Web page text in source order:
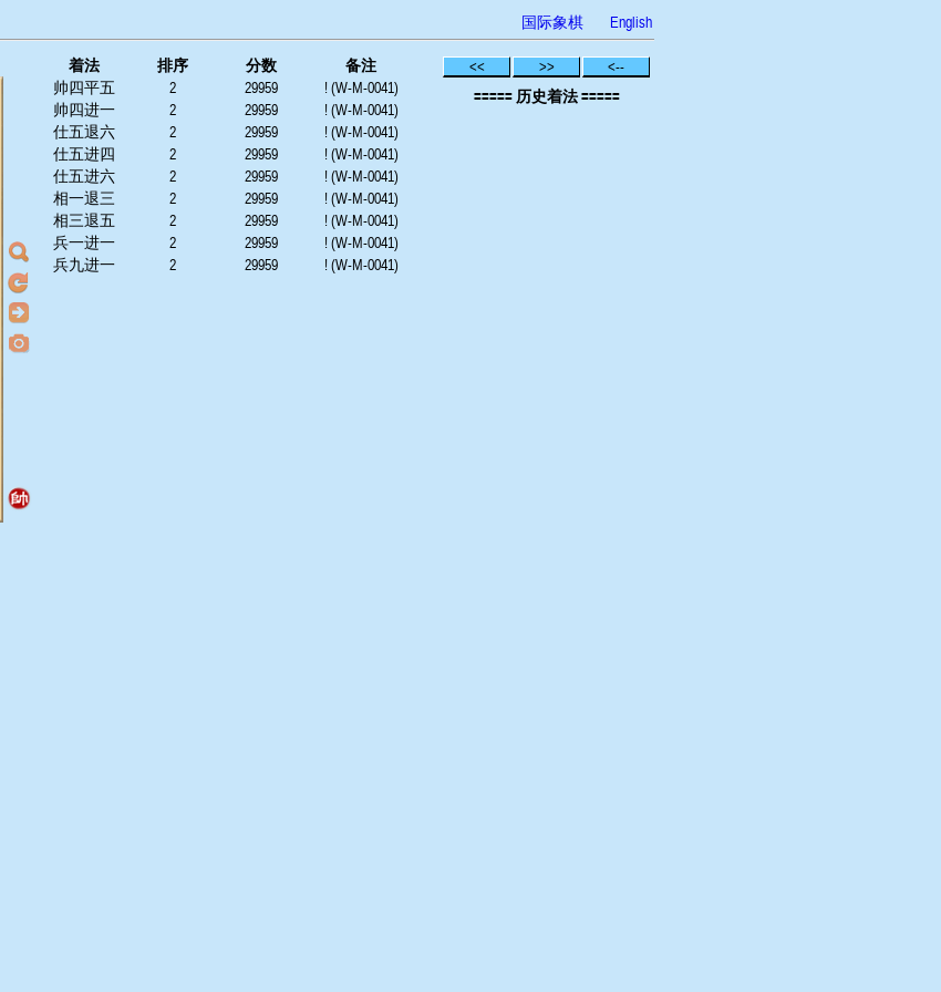
国际象棋 English
着法 排序 分数
备注
帅四平五
2 29959
! (W-M-0041)
帅四进一
2 29959
! (W-M-0041)
仕五退六
2 29959
! (W-M-0041)
仕五进四
2 29959
! (W-M-0041)
仕五进六
2 29959
! (W-M-0041)
相一退三
2 29959
! (W-M-0041)
相三退五
2 29959
! (W-M-0041)
兵一进一
2 29959
! (W-M-0041)
兵九进一
2 29959 ! (W-M-0041)
<< >>
<--
===== 历史着法 =====